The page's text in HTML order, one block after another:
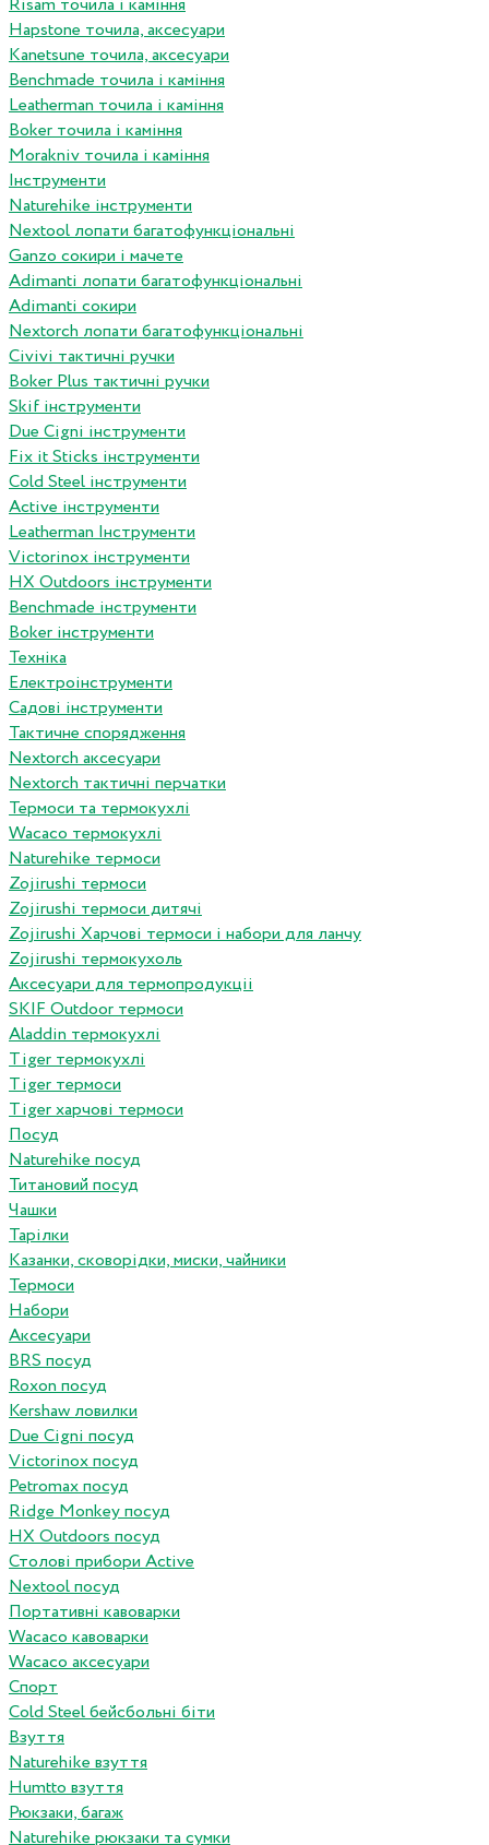
Risam точила і каміння
Hapstone точила, аксесуари
Kanetsune точила, аксесуари
Benchmade точила і каміння
Leatherman точила і каміння
Boker точила і каміння
Morakniv точила і каміння
Інструменти
Naturehike інструменти
Nextool лопати багатофункціональні
Ganzo сокири і мачете
Adimanti лопати багатофункціональні
Adimanti сокири
Nextorch лопати багатофункціональні
Сivivi тактичні ручки
Boker Plus тактичні ручки
Skif інструменти
Due Cigni інструменти
Fix it Sticks інструменти
Сold Steel інструменти
Active інструменти
Leatherman Інструменти
Victorinox інструменти
HX Outdoors інструменти
Benchmade інструменти
Boker інструменти
Техніка
Електроінструменти
Садові інструменти
Тактичне спорядження
Nextorch аксесуари
Nextorch тактичні перчатки
Термоси та термокухлі
Wacaco термокухлі
Naturehike термоси
Zojirushi термоси
Zojirushi термоси дитячі
Zojirushi Харчові термоси і набори для ланчу
Zojirushi термокухоль
Аксесуари для термопродукціі
SKIF Outdoor термоси
Aladdin термокухлі
Tiger термокухлі
Tiger термоси
Tiger харчові термоси
Посуд
Naturehike посуд
Титановий посуд
Чашки
Тарілки
Казанки, сковорідки, миски, чайники
Термоси
Набори
Аксесуари
BRS посуд
Roxon посуд
Kershaw ловилки
Due Cigni посуд
Victorinox посуд
Petromax посуд
Ridge Monkey посуд
HX Outdoors посуд
Столові прибори Active
Nextool посуд
Портативні кавоварки
Wacaco кавоварки
Wacaco аксесуари
Спорт
Cold Steel бейсбольні біти
Взуття
Naturehike взуття
Humtto взуття
Рюкзаки, багаж
Naturehike рюкзаки та сумки